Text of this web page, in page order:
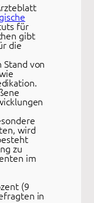
für
gibt
die
von
wird
zu
im
(9
in